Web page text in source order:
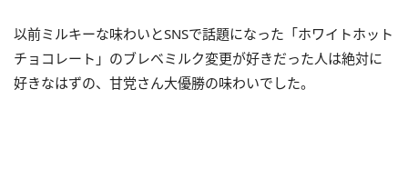
以前ミルキーな味わいとSNSで話題になった「ホワイトホット
チョコレート」のブレベミルク変更が好きだった人は絶対に
好きなはずの、甘党さん大優勝の味わいでした。